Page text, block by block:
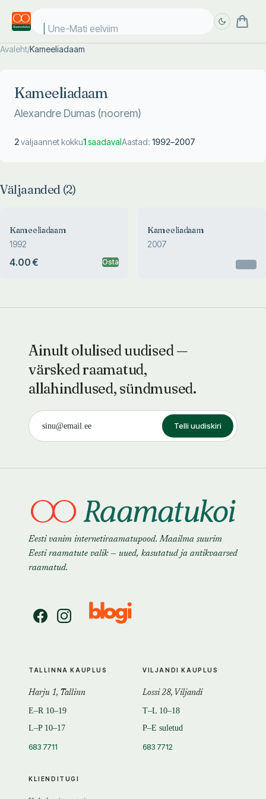
Une-Mati eelviima
Avaleht/Kameeliadaam
Kameeliadaam
Alexandre Dumas (noorem)
2väljaannet kokku1saadavalAastad: 1992–2007
Väljaanded (2)
Kameeliadaam
1992
4.00 € Osta
Kameeliadaam
2007
Ainult olulised uudised —
värsked raamatud,
allahindlused, sündmused.
Telli uudiskiri
Eesti vanim internetiraamatupood. Maailma suurim
Eesti raamatute valik — uued, kasutatud ja antikvaarsed
raamatud.
KLIENDITUGI
TALLINNA KAUPLUS
Harju 1, Tallinn
E–R 10–19
L–P 10–17
683 7711
VILJANDI KAUPLUS
Lossi 28, Viljandi
T–L 10–18
P–E suletud
683 7712